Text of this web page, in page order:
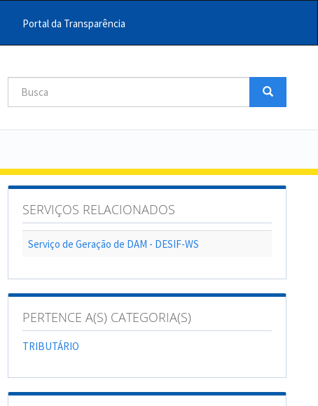
Portal da Transparência
Buscar Busca
SERVIÇOS RELACIONADOS
Serviço de Geração de DAM - DESIF-WS
PERTENCE A(S) CATEGORIA(S)
TRIBUTÁRIO